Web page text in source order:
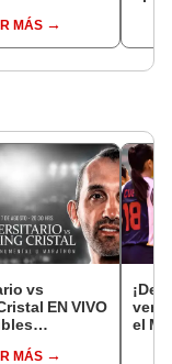
MÁS
vs
EN VIVO
hora y canal
MÁS
el